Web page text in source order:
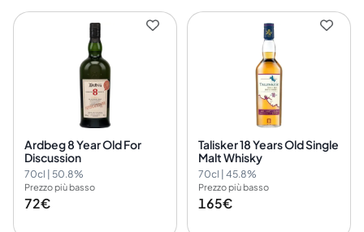
Ardbeg 8 Year Old For
Discussion
70cl | 50.8%
Prezzo più basso
72€
Talisker 18 Years Old Single
Malt Whisky
70cl | 45.8%
Prezzo più basso
165€